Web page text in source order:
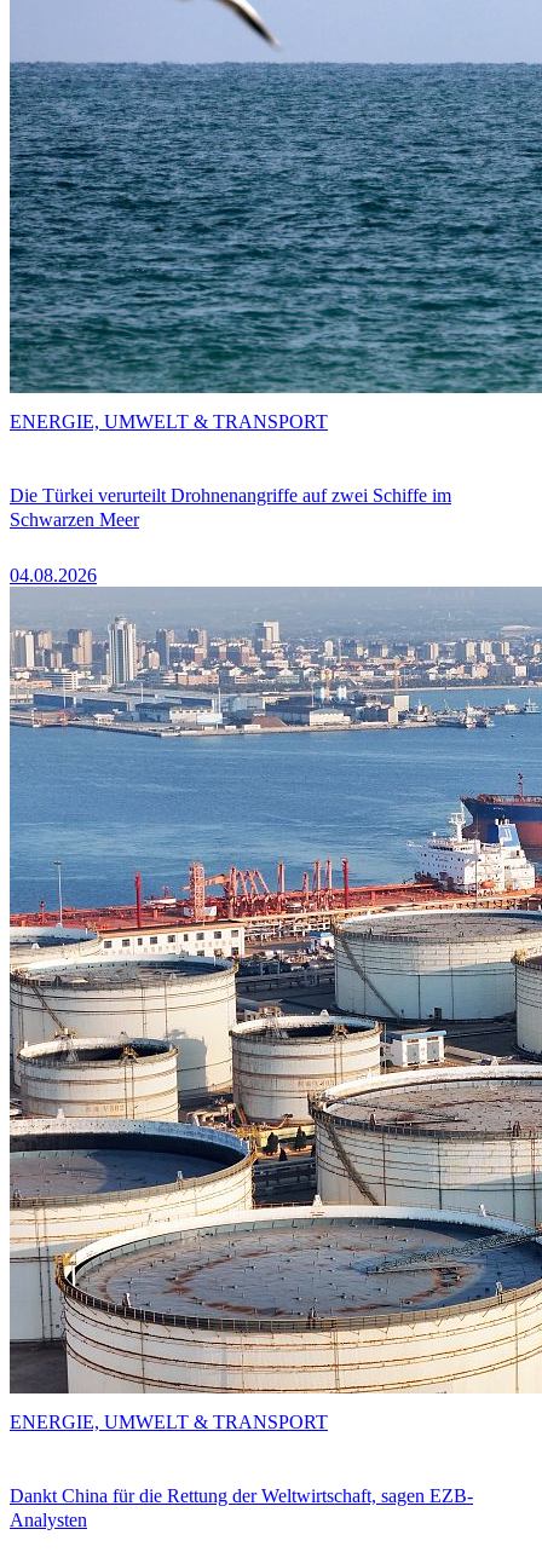
Die Türkei verurteilt Drohnenangriffe auf zwei Schiffe im
Schwarzen Meer
04.08.2026
ENERGIE, UMWELT & TRANSPORT
Dankt China für die Rettung der Weltwirtschaft, sagen EZB-
Analysten
ENERGIE, UMWELT & TRANSPORT